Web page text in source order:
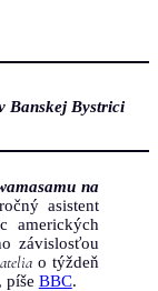
Banskej Bystrici
na
asistent
amerických
závislosťou
o týždeň
píše BBC.